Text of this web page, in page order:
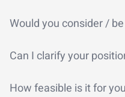
Would you consider /
Can I clarify your
How feasible is it for